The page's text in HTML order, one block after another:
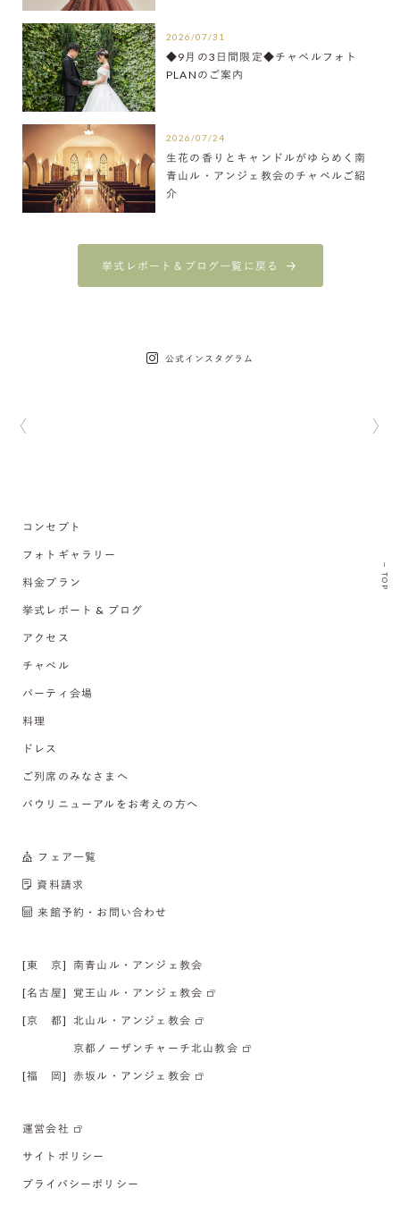
2026/07/31
◆9月の3日間限定◆チャペルフォト
PLANのご案内
2026/07/24
生花の香りとキャンドルがゆらめく南
青山ル・アンジェ教会のチャペルご紹
介
挙式レポート＆ブログ一覧に戻る
公式インスタグラム
TOP
コンセプト
フォトギャラリー
料金プラン
挙式レポート & ブログ
アクセス
チャペル
パーティ会場
料理
ドレス
ご列席のみなさまへ
バウリニューアルをお考えの方へ
フェア一覧
資料請求
来館予約・お問い合わせ
[東 京] 南青山ル・アンジェ教会
[名古屋] 覚王山ル・アンジェ教会
[京 都] 北山ル・アンジェ教会
京都ノーザンチャーチ北山教会
[福 岡] 赤坂ル・アンジェ教会
運営会社
サイトポリシー
プライバシーポリシー